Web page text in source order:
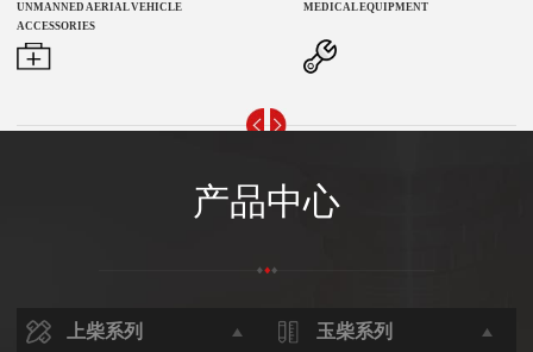
UNMANNED AERIAL VEHICLE
ACCESSORIES
MEDICAL EQUIPMENT
产品中心
上柴系列 玉柴系列